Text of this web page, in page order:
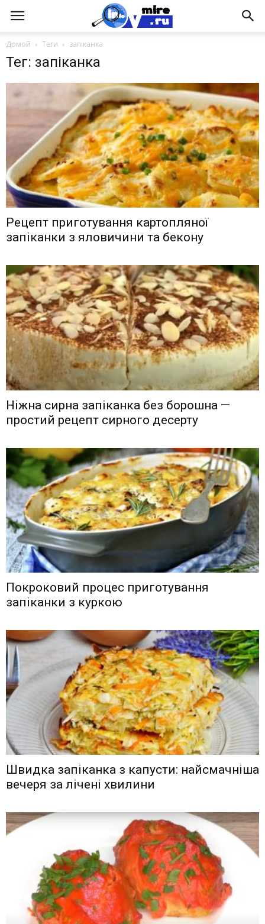
Домой Теги запіканка
Тег: запіканка
Рецепт приготування картопляної
запіканки з яловичини та бекону
Ніжна сирна запіканка без борошна —
простий рецепт сирного десерту
Покроковий процес приготування
запіканки з куркою
Швидка запіканка з капусти: найсмачніша
вечеря за лічені хвилини